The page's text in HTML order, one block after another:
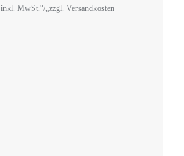
inkl. MwSt.“/„zzgl. Versandkosten